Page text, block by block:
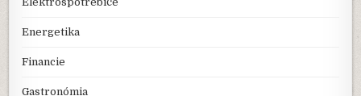
Energetika
Financie
Gastronómia